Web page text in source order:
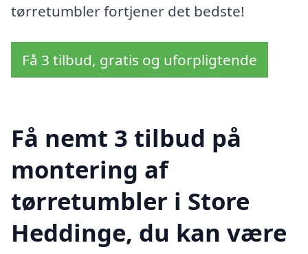
tørretumbler fortjener det bedste!
Få 3 tilbud, gratis og uforpligtende
Få nemt 3 tilbud på
montering af
tørretumbler i Store
Heddinge, du kan være